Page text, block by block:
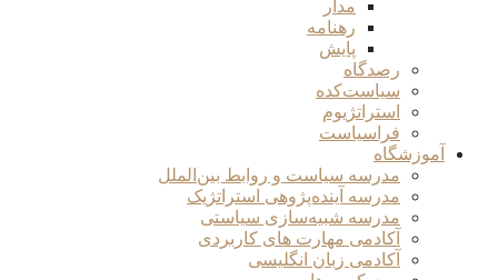
مدار
رهنامه
پایش
رصدگاه
سیاست‌کده
استراتژیوم
فراسیاست
آموزشگاه
مدرسه سیاست و روابط بین‌الملل
مدرسه آینده‌پژوهی استراتژیک
مدرسه شبیه‌سازی سیاستی
آکادمی مهارت های کاربردی
آکادمی زبان انگلیسی